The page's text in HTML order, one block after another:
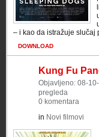
– i kao da istražuje slučaj
DOWNLOAD
Kung Fu
Objavljeno: 08-
pregleda
0 komentara
in Novi filmovi